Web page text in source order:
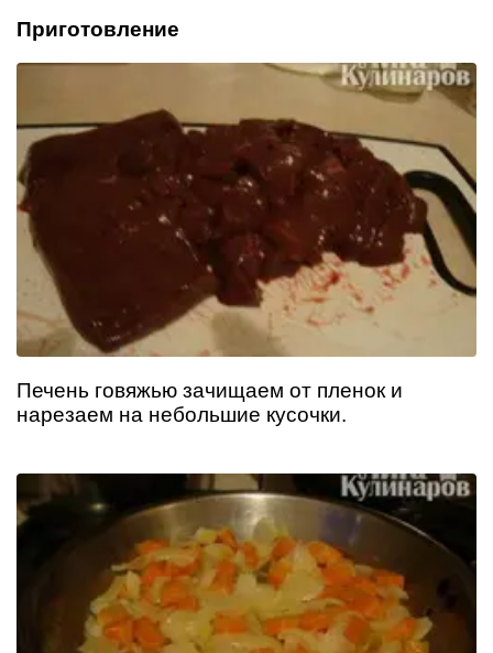
Приготовление
Печень говяжью зачищаем от пленок и
нарезаем на небольшие кусочки.